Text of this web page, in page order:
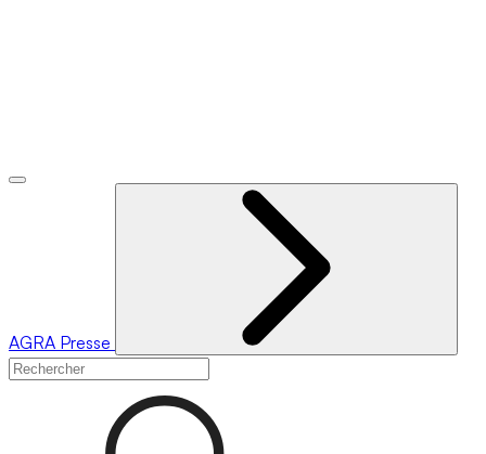
AGRA Presse